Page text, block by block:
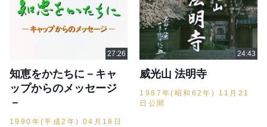
知恵をかたちに－キャ
ップからのメッセージ
－
1990年(平成2年) 04月18日
威光山 法明寺
1987年(昭和62年) 11月21
日公開